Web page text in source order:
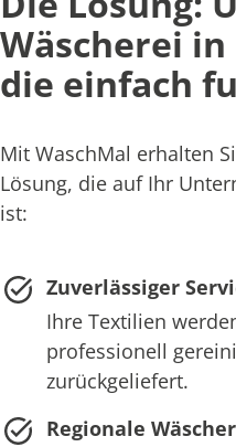
Wäscherei in
die einfach
Mit WaschMal erhalten
Lösung, die auf Ihr
ist:
Zuverlässiger
Ihre Textilien
professionell
zurückgeliefert.
Regionale